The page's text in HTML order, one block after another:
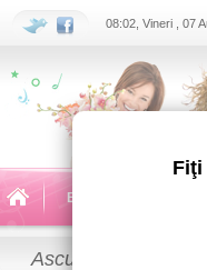
Fiţi
08:02, Vineri , 07
Echipa
Ascultă